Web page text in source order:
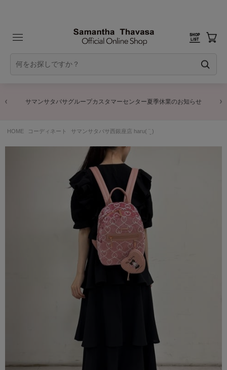
サマンサタバサグループカスタマーセンター夏季休業のお知らせ
HOME コーディネート サマンサタバサ西銀座店 haru( ¨̮ )